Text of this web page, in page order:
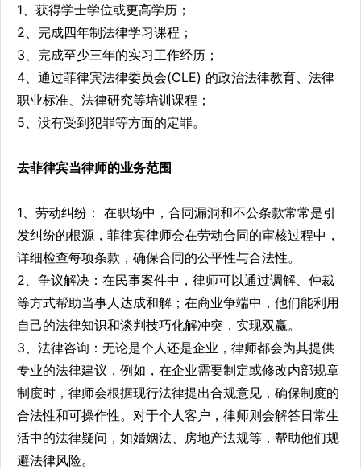
1、获得学士学位或更高学历；
2、完成四年制法律学习课程；
3、完成至少三年的实习工作经历；
4、通过菲律宾法律委员会(CLE) 的政治法律教育、法律
职业标准、法律研究等培训课程；
5、没有受到犯罪等方面的定罪。
去菲律宾当律师的业务范围
1、劳动纠纷： 在职场中，合同漏洞和不公条款常常是引
发纠纷的根源，菲律宾律师会在劳动合同的审核过程中，
详细检查每项条款，确保合同的公平性与合法性。
2、争议解决：在民事案件中，律师可以通过调解、仲裁
等方式帮助当事人达成和解；在商业争端中，他们能利用
自己的法律知识和谈判技巧化解冲突，实现双赢。
3、法律咨询：无论是个人还是企业，律师都会为其提供
专业的法律建议，例如，在企业需要制定或修改内部规章
制度时，律师会根据现行法律提出合规意见，确保制度的
合法性和可操作性。对于个人客户，律师则会解答日常生
活中的法律疑问，如婚姻法、房地产法规等，帮助他们规
避法律风险。